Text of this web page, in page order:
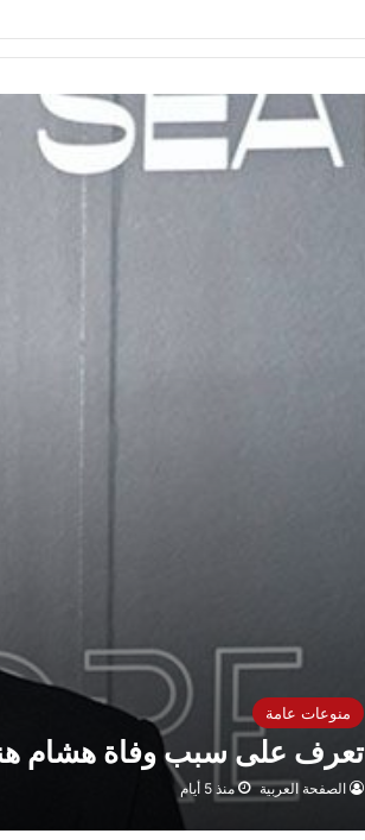
منوعات عامة
تعرف على سبب وفاة هشام
الصفحة العربية منذ 5 أيام